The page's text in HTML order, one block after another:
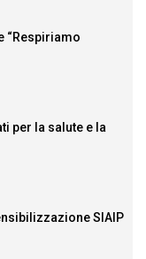
“Respiriamo
per la salute e la
SIAIP